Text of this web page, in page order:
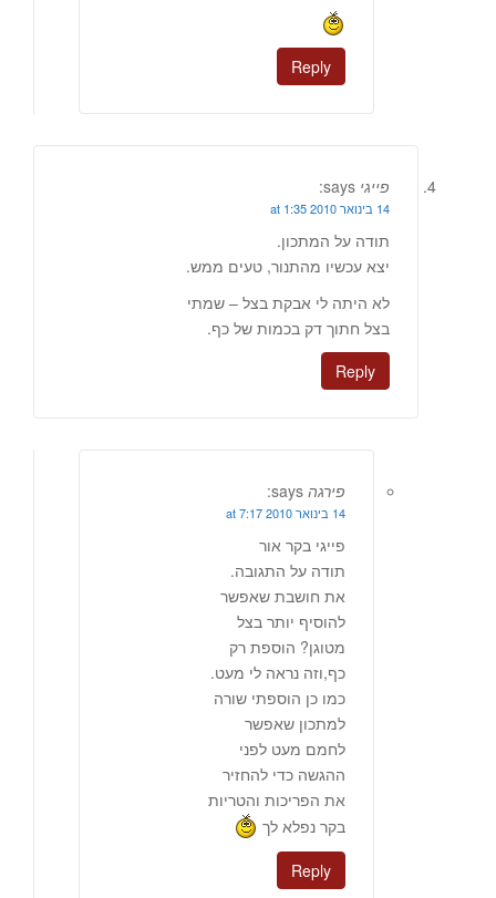
Reply
פייגי says:
14 בינואר 2010 at 1:35
תודה על המתכון.
יצא עכשיו מהתנור, טעים ממש.
לא היתה לי אבקת בצל – שמתי
בצל חתוך דק בכמות של כף.
Reply
פירגה says:
14 בינואר 2010 at 7:17
פייגי בקר אור
תודה על התגובה.
את חושבת שאפשר
להוסיף יותר בצל
מטוגן? הוספת רק
כף,וזה נראה לי מעט.
כמו כן הוספתי שורה
למתכון שאפשר
לחמם מעט לפני
ההגשה כדי להחזיר
את הפריכות והטריות
בקר נפלא לך
Reply